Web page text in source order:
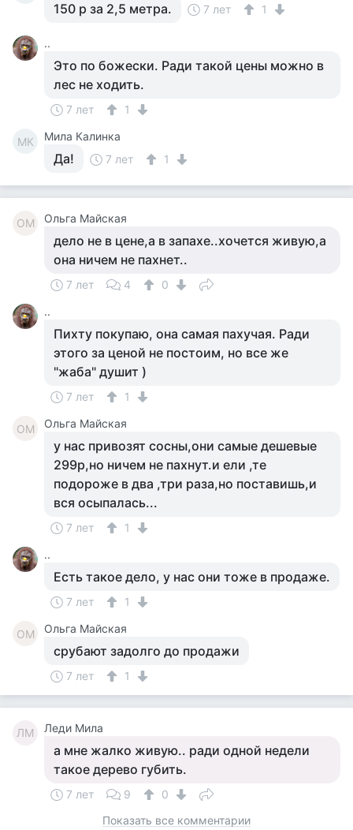
150 р за 2,5 метра. 7 лет 1
..
Это по божески. Ради такой цены можно в
лес не ходить.
7 лет 1
МК Мила Калинка
Да! 7 лет 1
ОМ Ольга Майская
дело не в цене,а в запахе..хочется живую,а
она ничем не пахнет..
7 лет 4
0
..
Пихту покупаю, она самая пахучая. Ради
этого за ценой не постоим, но все же
"жаба" душит )
7 лет 1
ОМ Ольга Майская
у нас привозят сосны,они самые дешевые
299р,но ничем не пахнут.и ели ,те
подороже в два ,три раза,но поставишь,и
вся осыпалась...
7 лет
1
..
Есть такое дело, у нас они тоже в продаже.
7 лет 1
ОМ Ольга Майская
срубают задолго до продажи
7 лет 1
ЛМ Леди Мила
а мне жалко живую.. ради одной недели
такое дерево губить.
7 лет 9
0
Показать все комментарии